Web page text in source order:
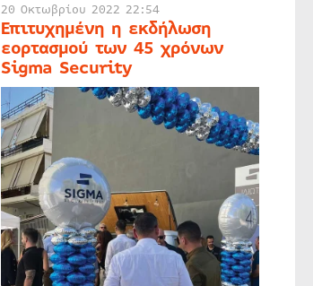
20 Οκτωβρίου 2022 22:54
Επιτυχημένη η εκδήλωση
εορτασμού των 45 χρόνων
Sigma Security